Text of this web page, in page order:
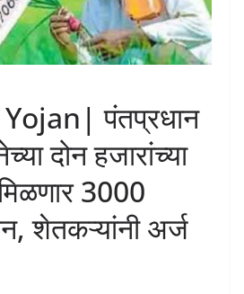
पंतप्रधान
दोन हजारांच्या
3000
शेतकऱ्यांनी अर्ज